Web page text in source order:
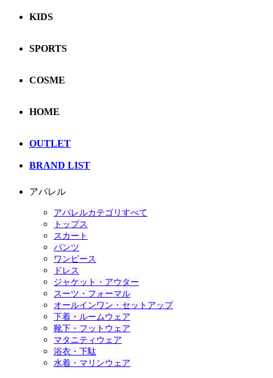
KIDS
SPORTS
COSME
HOME
OUTLET
BRAND LIST
アパレル
アパレルカテゴリすべて
トップス
スカート
パンツ
ワンピース
ドレス
ジャケット・アウター
スーツ・フォーマル
オールインワン・セットアップ
下着・ルームウェア
靴下・フットウェア
マタニティウェア
浴衣・下駄
水着・マリンウェア